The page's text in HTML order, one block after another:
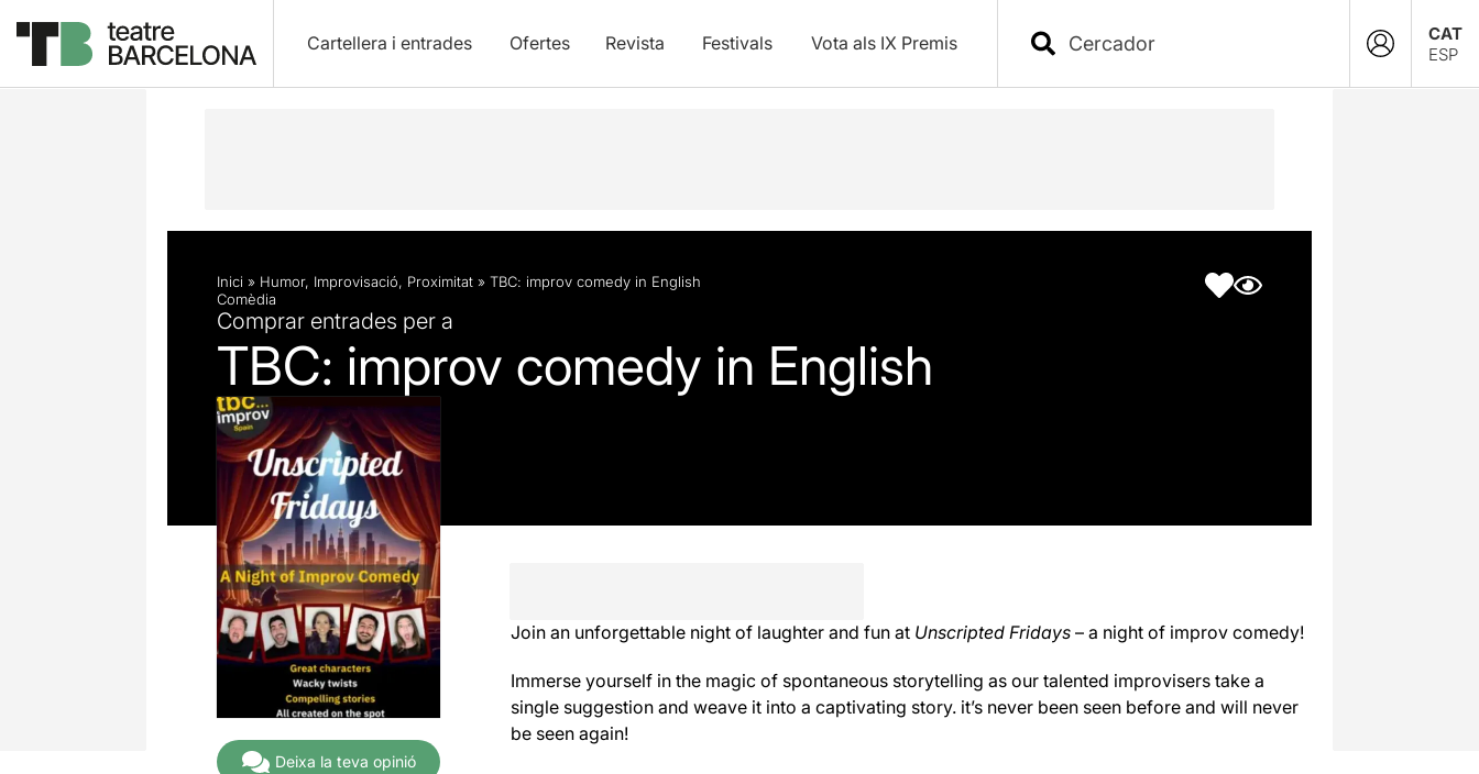
Cartellera i entrades Ofertes Revista Festivals Vota als IX Premis
CAT
ESP
Descripció Fitxa artística
Inici » Humor, Improvisació, Proximitat » TBC: improv comedy in English
Comèdia
Comprar entrades per a
TBC: improv comedy in English
Deixa la teva opinió
Join an unforgettable night of laughter and fun at Unscripted Fridays – a night of improv comedy!
Immerse yourself in the magic of spontaneous storytelling as our talented improvisers take a
single suggestion and weave it into a captivating story. it’s never been seen before and will never
be seen again!